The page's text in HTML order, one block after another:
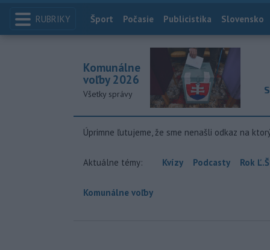
RUBRIKY Index
Šport Počasie Publicistika Slovensko
Komunálne
voľby 2026
Všetky správy
Úprimne ľutujeme, že sme nenašli odkaz na
Aktuálne témy: Kvízy Podcasty Rok
Komunálne voľby